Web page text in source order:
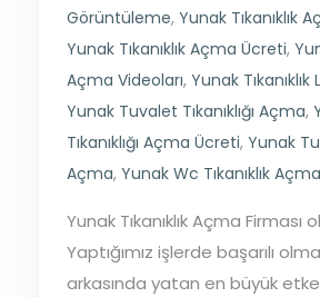
Görüntüleme, Yunak Tıkanıklık
Yunak Tıkanıklık Açma Ücreti,
Açma Videoları, Yunak
Yunak Tuvalet Tıkanıklığı Açma,
Tıkanıklığı Açma Ücreti, Yunak
Açma, Yunak Wc Tıkanıklık Açma
Yunak Tıkanıklık Açma Firması
Yaptığımız işlerde başarılı
arkasında yatan en büyük